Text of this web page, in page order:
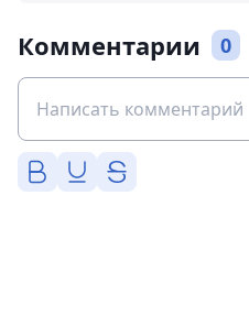
Комментарии 0